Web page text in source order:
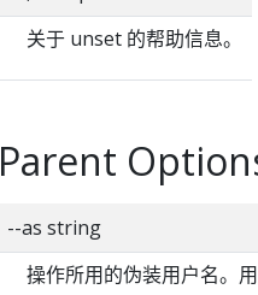
关于 unset 的帮助信息。
Parent
--as string
操作所用的伪装用户名。